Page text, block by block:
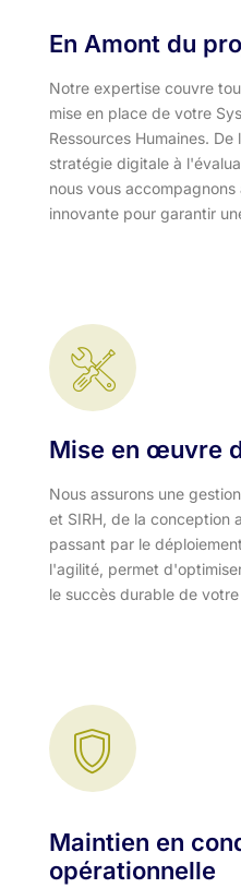
En Amont du
Notre expertise couvre
mise en place de votre
Ressources Humaines.
stratégie digitale à
nous vous
innovante pour garantir
Mise en œuvre
Nous assurons une
et SIRH, de la conception
passant par le
l'agilité, permet
le succès durable de
Maintien en
opérationnelle